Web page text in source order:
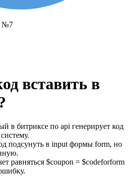
№7
вставить в
в битриксе по api генерирует код
подсунуть в input формы form, но
равняться $coupon = $codeforform